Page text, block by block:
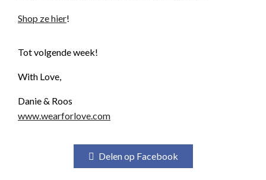
Shop ze hier!
Tot volgende week!
With Love,
Danie & Roos
www.wearforlove.com
Delen op Facebook